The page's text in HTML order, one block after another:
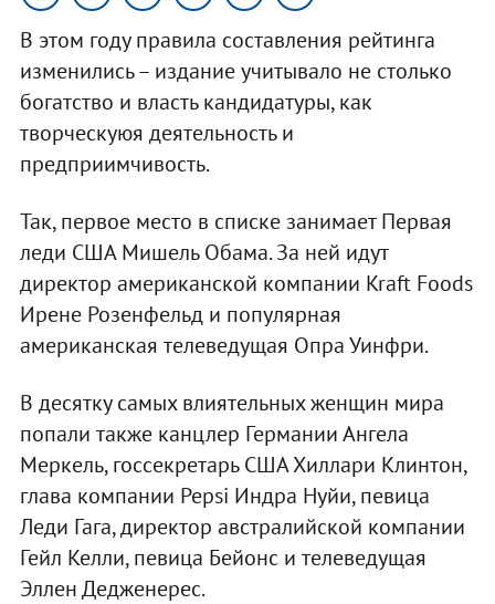
В этом году правила составления рейтинга
изменились – издание учитывало не столько
богатство и власть кандидатуры, как
творческуюя деятельность и
предприимчивость.
Так, первое место в списке занимает Первая
леди США Мишель Обама. За ней идут
директор американской компании Kraft Foods
Ирене Розенфельд и популярная
американская телеведущая Опра Уинфри.
В десятку самых влиятельных женщин мира
попали также канцлер Германии Ангела
Меркель, госсекретарь США Хиллари Клинтон,
глава компании Pepsi Индра Нуйи, певица
Леди Гага, директор австралийской компании
Гейл Келли, певица Бейонс и телеведущая
Эллен Дедженерес.